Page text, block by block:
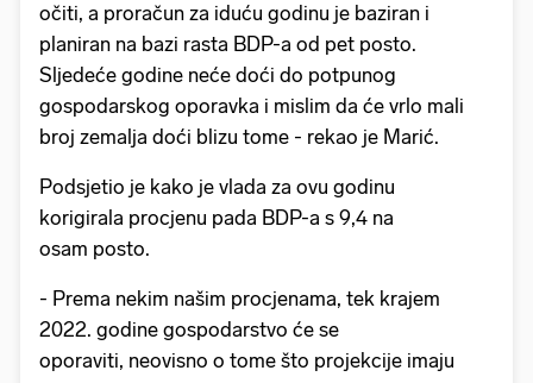
očiti, a proračun za iduću godinu je baziran i
planiran na bazi rasta BDP-a od pet posto.
Sljedeće godine neće doći do potpunog
gospodarskog oporavka i mislim da će vrlo mali
broj zemalja doći blizu tome - rekao je Marić.
Podsjetio je kako je vlada za ovu godinu
korigirala procjenu pada BDP-a s 9,4 na
osam posto.
- Prema nekim našim procjenama, tek krajem
2022. godine gospodarstvo će se
oporaviti, neovisno o tome što projekcije imaju